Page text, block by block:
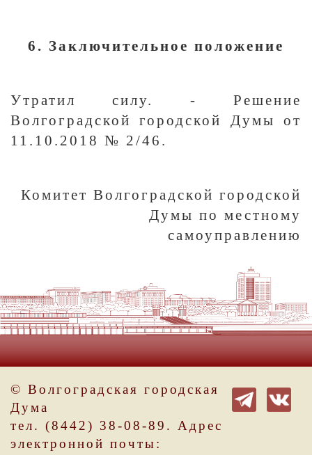
6. Заключительное положение
Утратил силу. - Решение
Волгоградской городской Думы от
11.10.2018 № 2/46.
Комитет Волгоградской городской
Думы по местному
самоуправлению
© Волгоградская городская
Дума
тел. (8442) 38-08-89. Адрес
электронной почты: